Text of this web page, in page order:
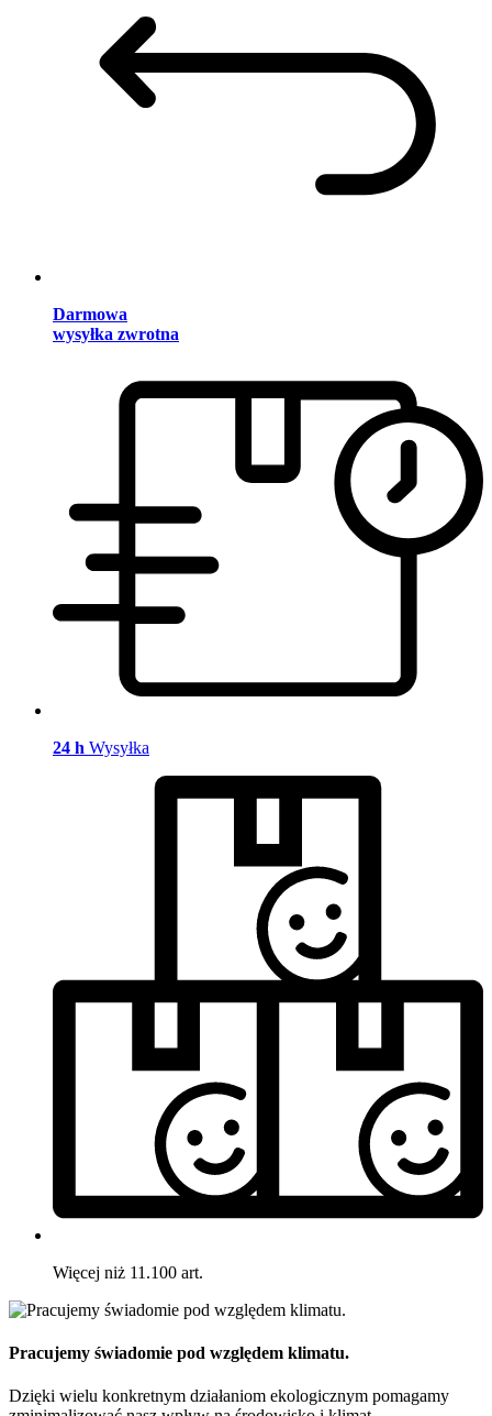
Darmowa
wysyłka zwrotna
24 h Wysyłka
Więcej niż 11.100 art.
Pracujemy świadomie pod względem klimatu.
Dzięki wielu konkretnym działaniom ekologicznym pomagamy